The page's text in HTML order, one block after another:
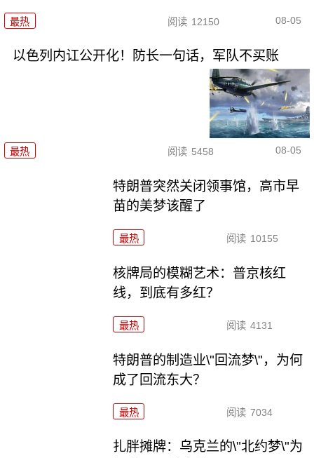
最热 阅读 12150 08-05
以色列内讧公开化！防长一句话，军队不买账
最热 阅读 5458 08-05
特朗普突然关闭领事馆，高市早
苗的美梦该醒了
最热 阅读 10155
核牌局的模糊艺术：普京核红
线，到底有多红？
最热 阅读 4131
特朗普的制造业\"回流梦\"，为何
成了回流东大？
最热 阅读 7034
扎胖摊牌：乌克兰的\"北约梦\"为